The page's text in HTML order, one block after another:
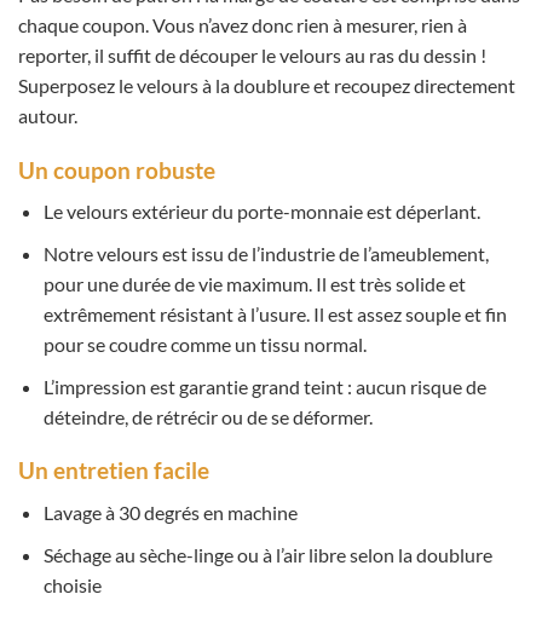
chaque coupon. Vous n’avez donc rien à mesurer, rien à
reporter, il suffit de découper le velours au ras du dessin !
Superposez le velours à la doublure et recoupez directement
autour.
Un coupon robuste
Le velours extérieur du porte-monnaie est déperlant.
Notre velours est issu de l’industrie de l’ameublement,
pour une durée de vie maximum. Il est très solide et
extrêmement résistant à l’usure. Il est assez souple et fin
pour se coudre comme un tissu normal.
L’impression est garantie grand teint : aucun risque de
déteindre, de rétrécir ou de se déformer.
Un entretien facile
Lavage à 30 degrés en machine
Séchage au sèche-linge ou à l’air libre selon la doublure
choisie